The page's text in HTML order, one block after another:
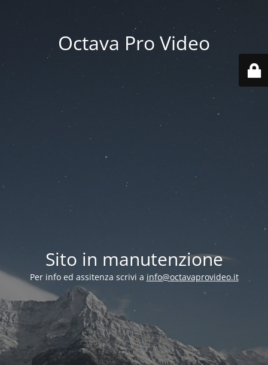
Octava Pro Video
Sito in manutenzione
Per info ed assitenza scrivi a info@octavaprovideo.it